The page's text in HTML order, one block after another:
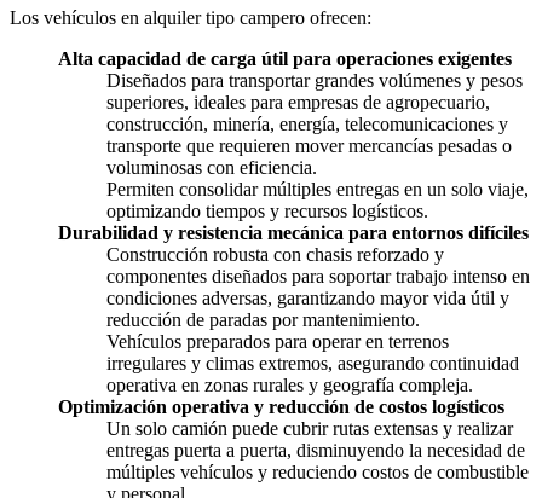
Los vehículos en alquiler tipo campero ofrecen:
Alta capacidad de carga útil para operaciones exigentes
Diseñados para transportar grandes volúmenes y pesos
superiores, ideales para empresas de agropecuario,
construcción, minería, energía, telecomunicaciones y
transporte que requieren mover mercancías pesadas o
voluminosas con eficiencia.
Permiten consolidar múltiples entregas en un solo viaje,
optimizando tiempos y recursos logísticos.
Durabilidad y resistencia mecánica para entornos difíciles
Construcción robusta con chasis reforzado y
componentes diseñados para soportar trabajo intenso en
condiciones adversas, garantizando mayor vida útil y
reducción de paradas por mantenimiento.
Vehículos preparados para operar en terrenos
irregulares y climas extremos, asegurando continuidad
operativa en zonas rurales y geografía compleja.
Optimización operativa y reducción de costos logísticos
Un solo camión puede cubrir rutas extensas y realizar
entregas puerta a puerta, disminuyendo la necesidad de
múltiples vehículos y reduciendo costos de combustible